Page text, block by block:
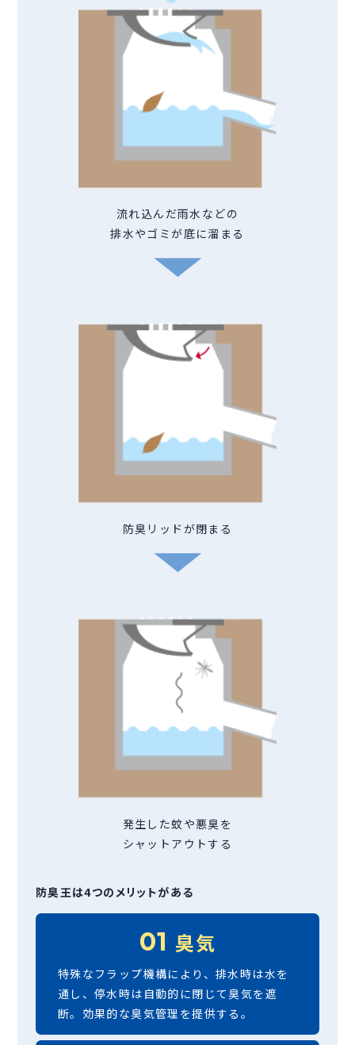
流れ込んだ雨水などの
排水やゴミが底に溜まる
防臭リッドが閉まる
発生した蚊や悪臭を
シャットアウトする
防臭王は4つのメリットがある
01 臭気
特殊なフラップ機構により、排水時は水を
通し、停水時は自動的に閉じて臭気を遮
断。効果的な臭気管理を提供する。